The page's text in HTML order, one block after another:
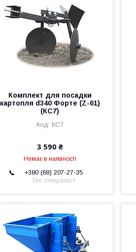
Комплект для посадки
картопля d340 Форте (Z-61)
(КС7)
КС7
3 590 ₴
Немає в наявності
+380 (68) 207-27-35
Тех спеціаліст